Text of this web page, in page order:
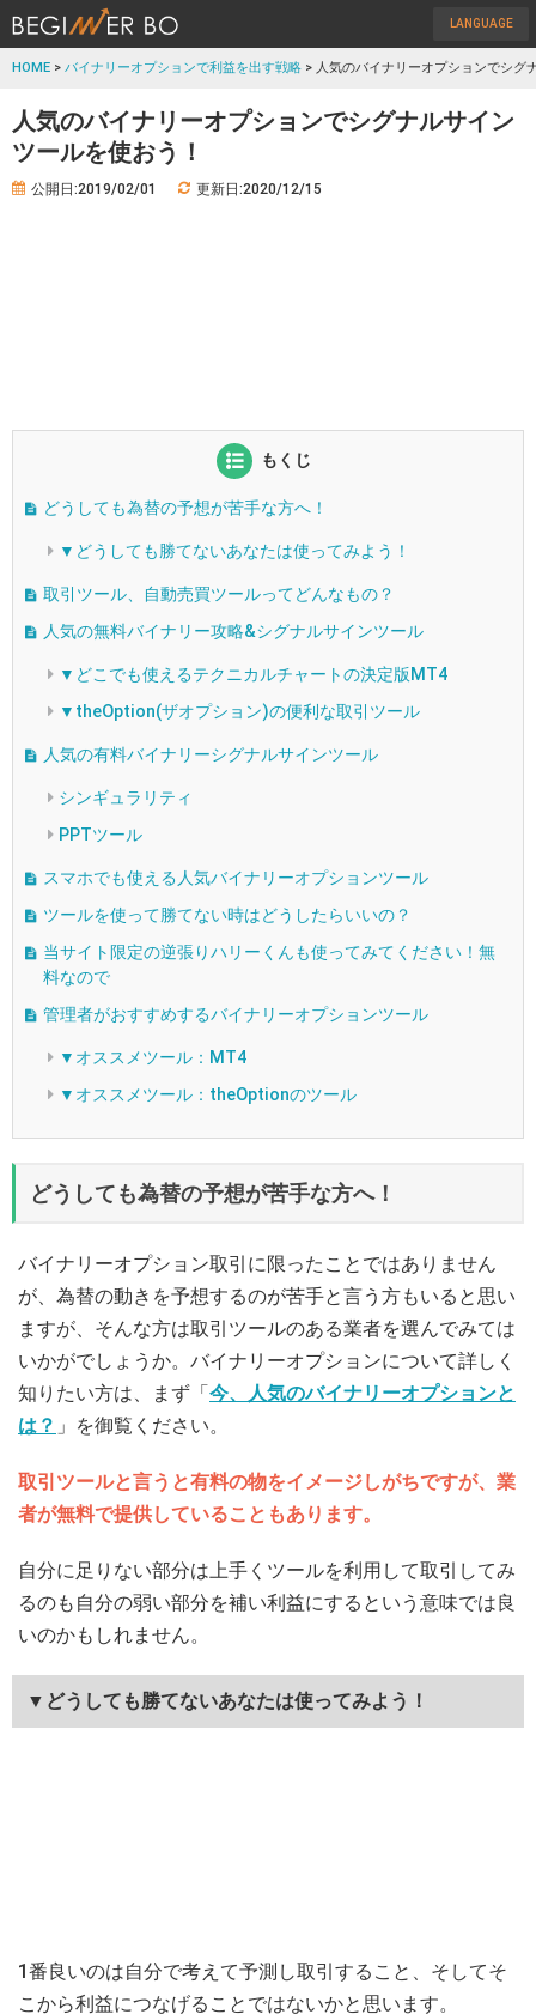
LANGUAGE
HOME > バイナリーオプションで利益を出す戦略 > 人気のバイナリーオプションでシグ
人気のバイナリーオプションでシグナルサイン
ツールを使おう！
公開日:2019/02/01 更新日:2020/12/15
もくじ
どうしても為替の予想が苦手な方へ！
▼どうしても勝てないあなたは使ってみよう！
取引ツール、自動売買ツールってどんなもの？
人気の無料バイナリー攻略&シグナルサインツール
▼どこでも使えるテクニカルチャートの決定版MT4
▼theOption(ザオプション)の便利な取引ツール
人気の有料バイナリーシグナルサインツール
シンギュラリティ
PPTツール
スマホでも使える人気バイナリーオプションツール
ツールを使って勝てない時はどうしたらいいの？
当サイト限定の逆張りハリーくんも使ってみてください！無
料なので
管理者がおすすめするバイナリーオプションツール
▼オススメツール：MT4
▼オススメツール：theOptionのツール
どうしても為替の予想が苦手な方へ！
バイナリーオプション取引に限ったことではありません
が、為替の動きを予想するのが苦手と言う方もいると思い
ますが、そんな方は取引ツールのある業者を選んでみては
いかがでしょうか。バイナリーオプションについて詳しく
知りたい方は、まず「今、人気のバイナリーオプションと
は？ 」を御覧ください。
取引ツールと言うと有料の物をイメージしがちですが、業
者が無料で提供していることもあります。
自分に足りない部分は上手くツールを利用して取引してみ
るのも自分の弱い部分を補い利益にするという意味では良
いのかもしれません。
▼どうしても勝てないあなたは使ってみよう！
1番良いのは自分で考えて予測し取引すること、そしてそ
こから利益につなげることではないかと思います。